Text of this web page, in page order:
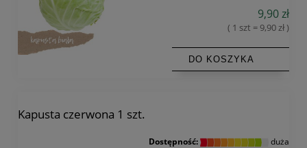
9,90 zł
( 1 szt = 9,90 zł )
DO KOSZYKA
Kapusta czerwona 1 szt.
Dostępność:
duża